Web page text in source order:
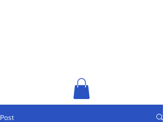
Post